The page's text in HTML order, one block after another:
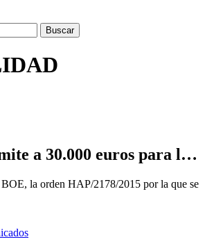
Buscar
a 30.000 euros para l…
la orden HAP/2178/2015 por la que se